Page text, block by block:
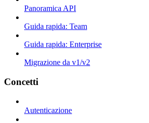
Panoramica API
Guida rapida: Team
Guida rapida: Enterprise
Migrazione da v1/v2
Concetti
Autenticazione